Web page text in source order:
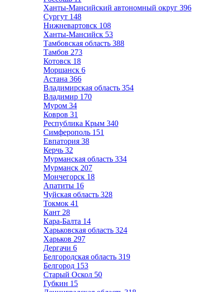
Ханты-Мансийский автономный округ 396
Сургут 148
Нижневартовск 108
Ханты-Мансийск 53
Тамбовская область 388
Тамбов 273
Котовск 18
Моршанск 6
Астана 366
Владимирская область 354
Владимир 170
Муром 34
Ковров 31
Республика Крым 340
Симферополь 151
Евпатория 38
Керчь 32
Мурманская область 334
Мурманск 207
Мончегорск 18
Апатиты 16
Чуйская область 328
Токмок 41
Кант 28
Кара-Балта 14
Харьковская область 324
Харьков 297
Дергачи 6
Белгородская область 319
Белгород 153
Старый Оскол 50
Губкин 15